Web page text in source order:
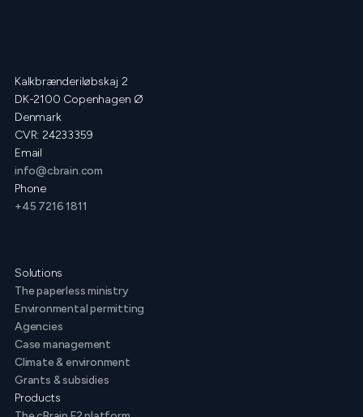
Kalkbrænderiløbskaj 2
DK-2100 Copenhagen Ø
Denmark
CVR: 24233359
Email
info@cbrain.com
Phone
+45 7216 1811
Solutions
The paperless ministry
Environmental permitting
Agencies
Case management
Climate & environment
Grants & subsidies
Products